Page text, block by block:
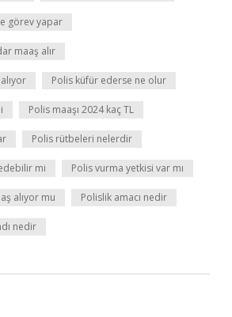
görev yapar
maaş alır
Polis küfür ederse ne olur
Polis maaşı 2024 kaç TL
Polis rütbeleri nelerdir
mi Polis vurma yetkisi var mı
alıyor mu Polislik amacı nedir
nedir